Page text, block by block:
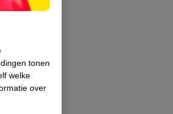
tonen
welke
over